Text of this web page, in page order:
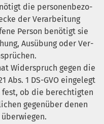
die per­so­nen­be­zo­
der Ver­ar­bei­tung
Per­son benö­tigt sie
Aus­übung oder Ver­
Wider­spruch gegen die
Abs. 1 DS-GVO ein­ge­legt
ob die berech­tig­ten
gegen­über denen